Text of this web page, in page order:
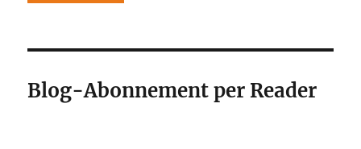
Blog-Abonnement per Reader